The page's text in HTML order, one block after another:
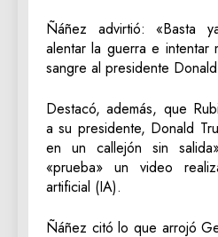
Ñáñez advirtió: «Basta
alentar la guerra e intentar
sangre al presidente
Destacó, además, que
a su presidente, Donald
en un callejón sin
«prueba» un video
artificial (IA).
Ñáñez citó lo que arrojó